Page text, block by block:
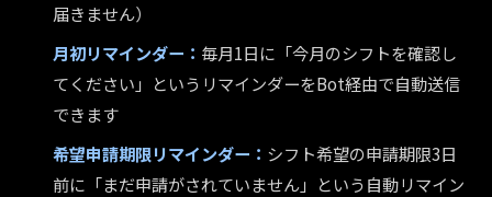
届きません）
月初リマインダー： 毎月1日に「今月のシフトを確認し
てください」というリマインダーをBot経由で自動送信
できます
希望申請期限リマインダー： シフト希望の申請期限3日
前に「まだ申請がされていません」という自動リマイン